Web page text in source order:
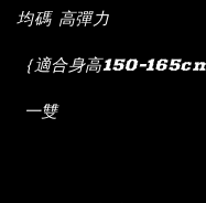
均碼 高彈力
｛適合身高150-
一雙